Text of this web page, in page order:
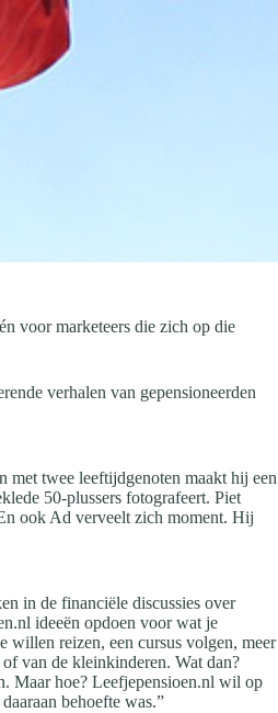
voor marketeers die zich op die
verhalen van gepensioneerden
met twee leeftijdgenoten maakt hij een
50-plussers fotografeert. Piet
ook Ad verveelt zich moment. Hij
in de financiële discussies over
ideeën opdoen voor wat je
willen reizen, een cursus volgen, meer
van de kleinkinderen. Wat dan?
Maar hoe? Leefjepensioen.nl wil op
behoefte was.”